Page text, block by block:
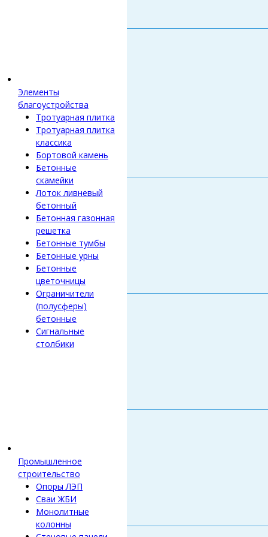
Элементы
благоустройства
Тротуарная плитка
Тротуарная плитка
классика
Бортовой камень
Бетонные
скамейки
Лоток ливневый
бетонный
Бетонная газонная
решетка
Бетонные тумбы
Бетонные урны
Бетонные
цветочницы
Ограничители
(полусферы)
бетонные
Сигнальные
столбики
Промышленное
строительство
Опоры ЛЭП
Сваи ЖБИ
Монолитные
колонны